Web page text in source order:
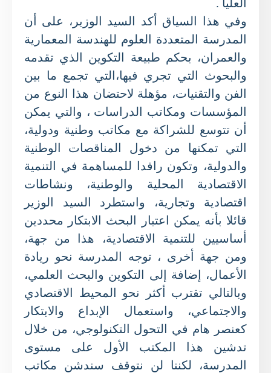
العليا .
وفي هذا السياق أكد السيد الوزير، على أن
المدرسة المتعددة العلوم للهندسة المعمارية
والعمران، بحكم طبيعة التكوين الذي تقدمه
والبحوث التي تجري فيها،التي تجمع ما بين
الفن والتقنيات، مؤهلة لاحتضان هذا النوع من
المؤسسات ومكاتب الدراسات ، والتي يمكن
أن تتوسع للشراكة مع مكاتب وطنية ودولية،
التي تمكنها من دخول المناقصات الوطنية
والدولية، وتكون رافدا للمساهمة في التنمية
الاقتصادية المحلية والوطنية، ونشاطات
اقتصادية وتجارية، واستطرد السيد الوزير
قائلا بأنه يمكن اعتبار البحث الابتكار محددين
أساسيين للتنمية الاقتصادية، هذا من جهة،
ومن جهة أخرى ، توجه المدرسة نحو ريادة
الأعمال، إضافة إلى التكوين والبحث العلمي،
وبالتالي تقترب أكثر نحو المحيط الاقتصادي
والاجتماعي، واستعمال الإبداع والابتكار
كعنصر هام في التحول التكنولوجي، من خلال
تدشين هذا المكتب الأول على مستوى
المدرسة، لكننا لن نتوقف سندشن مكاتب